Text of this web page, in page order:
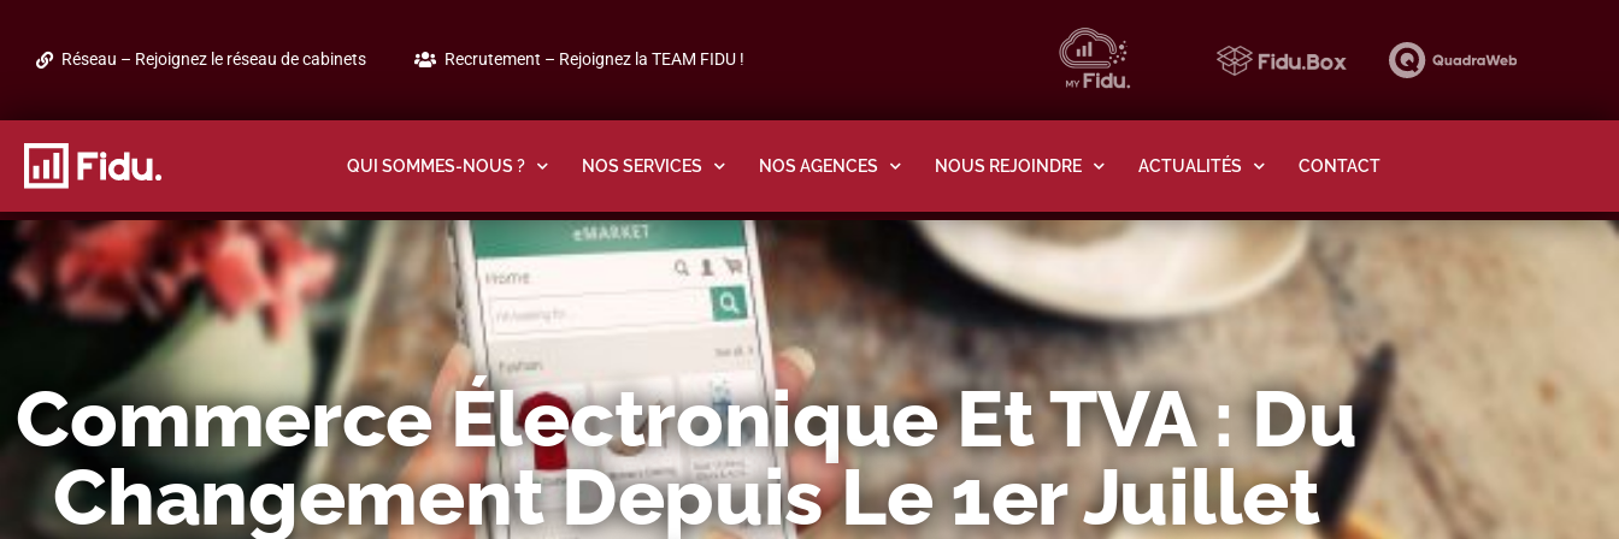
Réseau – Rejoignez le réseau de cabinets Recrutement – Rejoignez la TEAM FIDU !
QUI SOMMES-NOUS ? NOS SERVICES NOS AGENCES NOUS REJOINDRE ACTUALITÉS CONTACT
Commerce Électronique Et TVA : Du
Changement Depuis Le 1er Juillet